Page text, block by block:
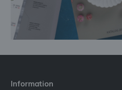
Information